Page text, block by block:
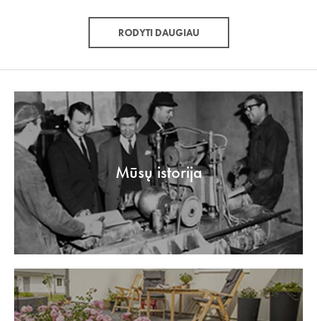
RODYTI DAUGIAU
Mūsų istorija